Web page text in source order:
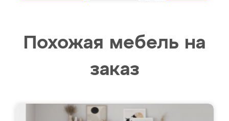
Похожая мебель на
заказ